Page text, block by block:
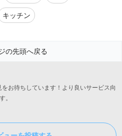
キッチン
の先頭へ戻る
お待ちしています！より良いサービス向
。